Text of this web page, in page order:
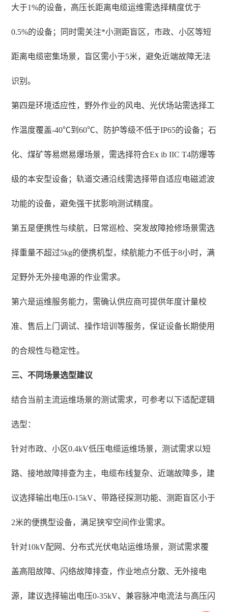
大于1%的设备，高压长距离电缆运维需选择精度优于
0.5%的设备；同时需关注*小测距盲区，市政、小区等短
距离电缆密集场景，盲区需小于5米，避免近端故障无法
识别。
第四是环境适应性，野外作业的风电、光伏场站需选择工
作温度覆盖-40℃到60℃、防护等级不低于IP65的设备；石
化、煤矿等易燃易爆场景，需选择符合Ex ib IIC T4防爆等
级的本安型设备；轨道交通沿线需选择带自适应电磁滤波
功能的设备，避免强干扰影响测试精度。
第五是便携性与续航，日常巡检、突发故障抢修场景需选
择重量不超过5kg的便携机型，续航能力不低于8小时，满
足野外无外接电源的作业需求。
第六是运维服务能力，需确认供应商可提供年度计量校
准、售后上门调试、操作培训等服务，保证设备长期使用
的合规性与稳定性。
三、不同场景选型建议
结合当前主流运维场景的测试需求，可参考以下适配逻辑
选型：
针对市政、小区0.4kV低压电缆运维场景，测试需求以短
路、接地故障排查为主，电缆布线复杂、近端故障多，建
议选择输出电压0-15kV、带路径探测功能、测距盲区小于
2米的便携型设备，满足狭窄空间作业需求。
针对10kV配网、分布式光伏电站运维场景，测试需求覆
盖高阻故障、闪络故障排查，作业地点分散、无外接电
源，建议选择输出电压0-35kV、兼容脉冲电流法与高压闪